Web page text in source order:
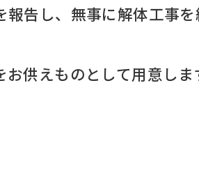
告し、無事に解体工事を
供えものとして用意しま